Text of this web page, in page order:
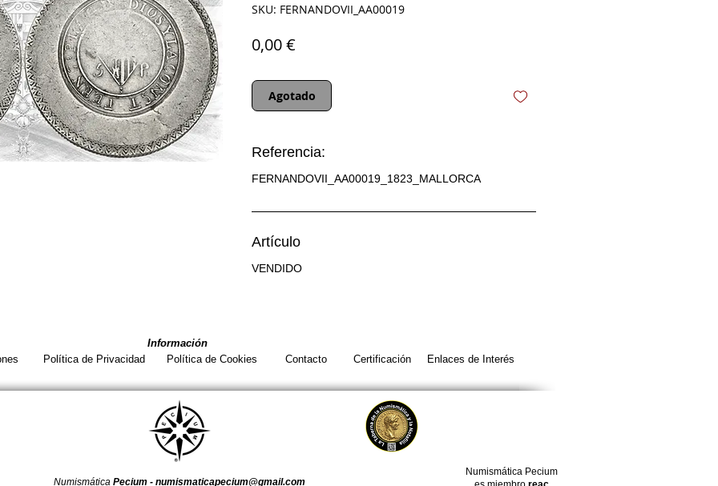
SKU: FERNANDOVII_AA00019
0,00 €
Agotado
Referencia:
FERNANDOVII_AA00019_1823_MALLORCA
Artículo
VENDIDO
Información
Política de Privacidad Política de Cookies Contacto Certificación Enlaces de Interés
Numismática Pecium - numismaticapecium@gmail.com
Numismática Pecium